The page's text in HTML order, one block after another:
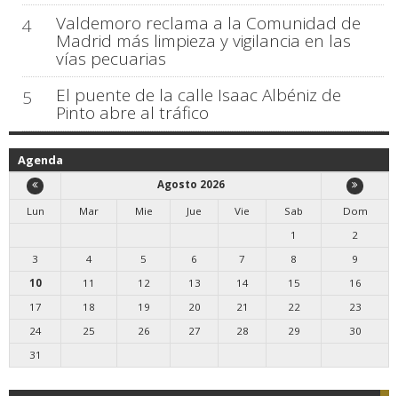
4
Valdemoro reclama a la Comunidad de
Madrid más limpieza y vigilancia en las
vías pecuarias
5
El puente de la calle Isaac Albéniz de
Pinto abre al tráfico
Agenda
Agosto 2026
Lun
Mar Mie Jue Vie Sab
Dom
1
2
3
4 5 6 7 8
9
10
11 12 13 14 15
16
17
18 19 20 21 22
23
24
25 26 27 28 29
30
31